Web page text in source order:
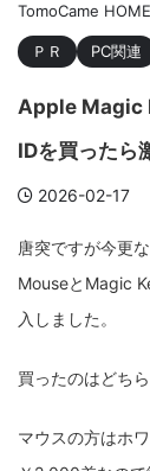
アーカイブ
タグクラウド
Canon
iPhone K-1
LUMIX GF9
TomoCame HOME
ＰＲ PC関連
Apple Magic
IDを買ったら
2026-02-17
唐突ですが今更
MouseとMagic
入しました。
買ったのはどちら
マウスの方はホ